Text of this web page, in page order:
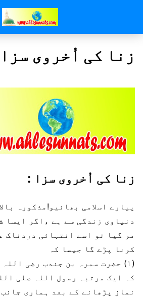
زنا کی اُخروی
زنا کی اُخروی سزا :
پیارے اسلامی بھائیو!مذکورہ
دنیاوی زندگی سے ہے ،اگر ایسا
مر گیا تو اسے انتہائی دردناک
کرنا پڑے گا جیسا کہ
(۱) حضرت سمرہ بن جندب رضی
کہ ایک مرتبہ رسول اللہ صلی
نماز پڑھانے کے بعد ہماری